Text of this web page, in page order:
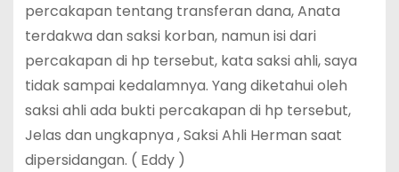
percakapan tentang transferan dana, Anata
terdakwa dan saksi korban, namun isi dari
percakapan di hp tersebut, kata saksi ahli, saya
tidak sampai kedalamnya. Yang diketahui oleh
saksi ahli ada bukti percakapan di hp tersebut,
Jelas dan ungkapnya , Saksi Ahli Herman saat
dipersidangan. ( Eddy )